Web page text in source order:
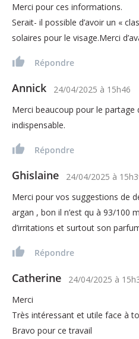
Merci pour ces informations.
Serait- il possible d’avoir un «
solaires pour le visage.Merci
Répondre
Annick 24/04/2025 à 15h46
Merci beaucoup pour le partage
indispensable.
Répondre
Ghislaine 24/04/2025 à
Merci pour vos suggestions de
argan , bon il n’est qu à 93/100
d’irritations et surtout son
Répondre
Catherine 24/04/2025 à
Merci
Très intéressant et utile face à
Bravo pour ce travail